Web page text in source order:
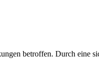
betroffen. Durch eine